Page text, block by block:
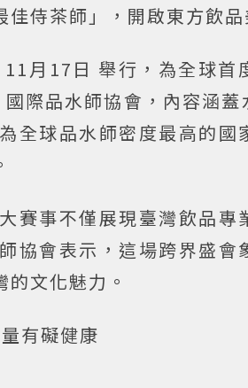
侍茶師」，開啟東方飲品
月17日 舉行，為全球首
品水師協會，內容涵蓋
全球品水師密度最高的國
賽事不僅展現臺灣飲品專
協會表示，這場跨界盛會
文化魅力。
有礙健康